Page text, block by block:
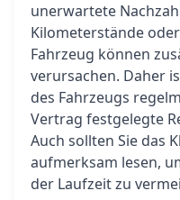
unerwartete
Kilometerstände
Fahrzeug können
verursachen. Daher
des Fahrzeugs
Vertrag festgelegte
Auch sollten Sie das
aufmerksam lesen,
der Laufzeit zu